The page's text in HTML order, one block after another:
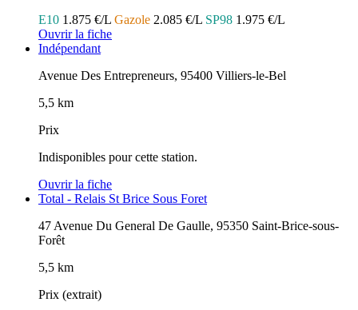
E10 1.875 €/L Gazole 2.085 €/L SP98 1.975 €/L
Ouvrir la fiche
Indépendant
Avenue Des Entrepreneurs, 95400 Villiers-le-Bel
5,5 km
Prix
Indisponibles pour cette station.
Ouvrir la fiche
Total - Relais St Brice Sous Foret
47 Avenue Du General De Gaulle, 95350 Saint-Brice-sous-
Forêt
5,5 km
Prix (extrait)